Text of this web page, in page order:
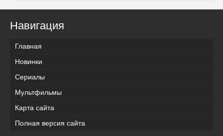
Навигация
Главная
Новинки
Сериалы
Мультфильмы
Карта сайта
Полная версия сайта